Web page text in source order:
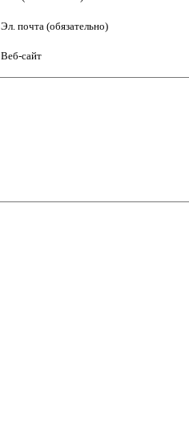
Эл. почта (обязательно)
Веб-сайт